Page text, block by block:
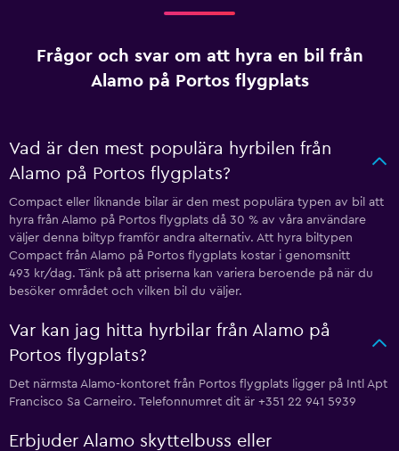
Frågor och svar om att hyra en bil från
Alamo på Portos flygplats
Vad är den mest populära hyrbilen från
Alamo på Portos flygplats?
Compact eller liknande bilar är den mest populära typen av bil att
hyra från Alamo på Portos flygplats då 30 % av våra användare
väljer denna biltyp framför andra alternativ. Att hyra biltypen
Compact från Alamo på Portos flygplats kostar i genomsnitt
493 kr/dag. Tänk på att priserna kan variera beroende på när du
besöker området och vilken bil du väljer.
Var kan jag hitta hyrbilar från Alamo på
Portos flygplats?
Det närmsta Alamo-kontoret från Portos flygplats ligger på Intl Apt
Francisco Sa Carneiro. Telefonnumret dit är +351 22 941 5939
Erbjuder Alamo skyttelbuss eller